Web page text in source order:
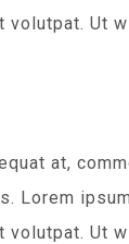
Ut
at,
Lorem
Ut